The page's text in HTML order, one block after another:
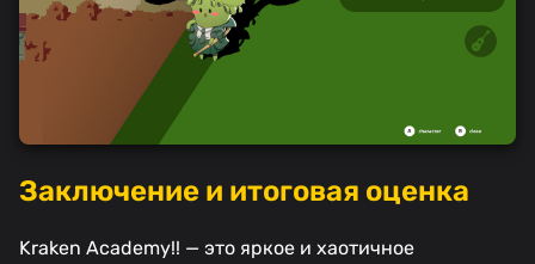
Заключение и итоговая оценка
Kraken Academy!! — это яркое и хаотичное